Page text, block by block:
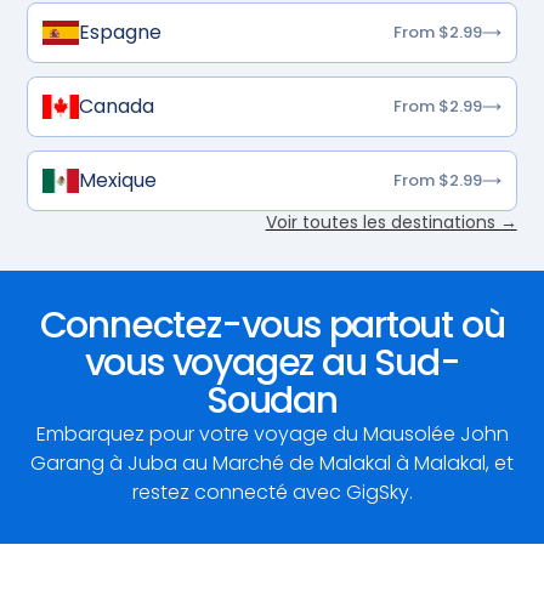
Espagne From $2.99
Canada From $2.99
Mexique From $2.99
Voir toutes les destinations →
Connectez-vous partout où
vous voyagez au Sud-
Soudan
Embarquez pour votre voyage du Mausolée John
Garang à Juba au Marché de Malakal à Malakal, et
restez connecté avec GigSky.